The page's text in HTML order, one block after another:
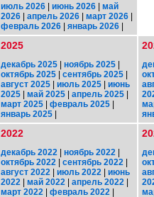
июль 2026 | июнь 2026 | май
2026 | апрель 2026 | март 2026 |
февраль 2026 | январь 2026 |
2025
декабрь 2025 | ноябрь 2025 |
октябрь 2025 | сентябрь 2025 |
август 2025 | июль 2025 | июнь
2025 | май 2025 | апрель 2025 |
март 2025 | февраль 2025 |
январь 2025 |
2022
декабрь 2022 | ноябрь 2022 |
октябрь 2022 | сентябрь 2022 |
август 2022 | июль 2022 | июнь
2022 | май 2022 | апрель 2022 |
март 2022 | февраль 2022 |